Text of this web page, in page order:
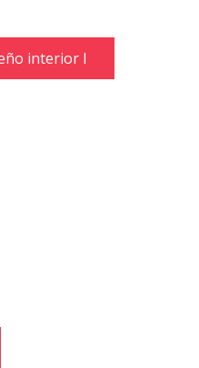
interior I